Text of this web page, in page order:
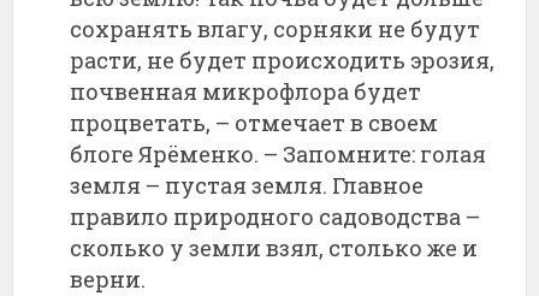
сохранять влагу, сорняки не будут
расти, не будет происходить эрозия,
почвенная микрофлора будет
процветать, – отмечает в своем
блоге Ярёменко. – Запомните: голая
земля – пустая земля. Главное
правило природного садоводства –
сколько у земли взял, столько же и
верни.